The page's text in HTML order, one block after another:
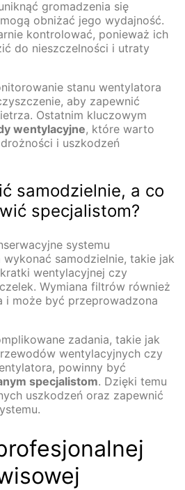
gromadzenia się
obniżać jego wydajność.
kontrolować, ponieważ ich
do nieszczelności i utraty
stanu wentylatora
aby zapewnić
Ostatnim kluczowym
wentylacyjne, które warto
i uszkodzeń
samodzielnie, a co
specjalistom?
systemu
samodzielnie, takie jak
wentylacyjnej czy
Wymiana filtrów również
i może być przeprowadzona
zadania, takie jak
wentylacyjnych czy
powinny być
specjalistom. Dzięki temu
uszkodzeń oraz zapewnić